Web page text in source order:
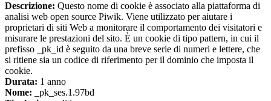
Descrizione: Questo nome di cookie è associato alla piattaforma di
analisi web open source Piwik. Viene utilizzato per aiutare i
proprietari di siti Web a monitorare il comportamento dei visitatori e
misurare le prestazioni del sito. È un cookie di tipo pattern, in cui il
prefisso _pk_id è seguito da una breve serie di numeri e lettere, che
si ritiene sia un codice di riferimento per il dominio che imposta il
cookie.
Durata: 1 anno
Nome: _pk_ses.1.97bd